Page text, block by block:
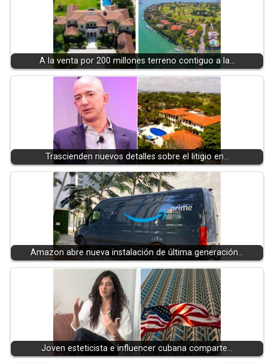
A la venta por 200 millones terreno contiguo a la…
Trascienden nuevos detalles sobre el litigio en…
Amazon abre nueva instalación de última generación…
Joven esteticista e influencer cubana comparte…